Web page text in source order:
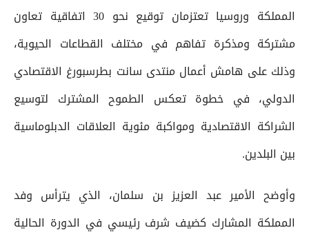
المملكة وروسيا تعتزمان توقيع نحو 30 اتفاقية تعاون
مشتركة ومذكرة تفاهم في مختلف القطاعات الحيوية،
وذلك على هامش أعمال منتدى سانت بطرسبورغ الاقتصادي
الدولي، في خطوة تعكس الطموح المشترك لتوسيع
الشراكة الاقتصادية ومواكبة مئوية العلاقات الدبلوماسية
بين البلدين.
وأوضح الأمير عبد العزيز بن سلمان، الذي يترأس وفد
المملكة المشارك كضيف شرف رئيسي في الدورة الحالية